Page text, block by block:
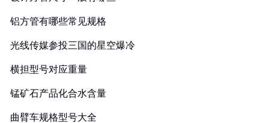
铝方管有哪些常见规格
光线传媒参投三国的星空爆冷
横担型号对应重量
锰矿石产品化合水含量
曲臂车规格型号大全